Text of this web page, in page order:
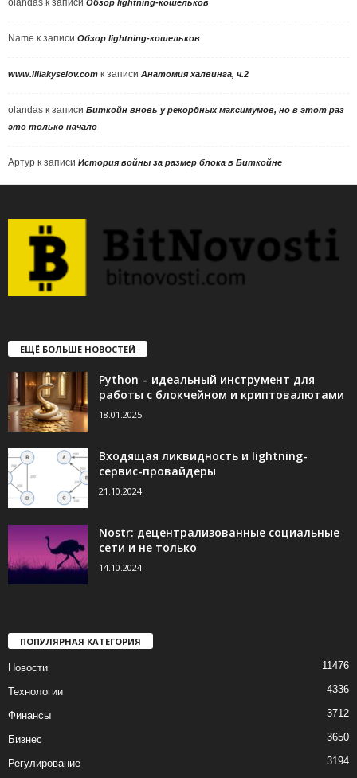
olandas к записи Обзор lightning-кошельков
Name к записи Обзор lightning-кошельков
www.illiakyselov.com к записи Анатомия халвинга, ч.2
olandas к записи Биткойн вновь у рекордных максимумов, но в этот раз
это только начало
Артур к записи История войны за размер блока в Биткойне
ЕЩЁ БОЛЬШЕ НОВОСТЕЙ
Python – идеальный инструмент для
работы с блокчейном и криптовалютами
18.01.2025
Входящая ликвидность и lightning-
сервис-провайдеры
21.10.2024
Nostr: децентрализованные социальные
сети и не только
14.10.2024
ПОПУЛЯРНАЯ КАТЕГОРИЯ
Новости 11476
Технологии 4336
Финансы 3712
Бизнес 3650
Регулирование 3194